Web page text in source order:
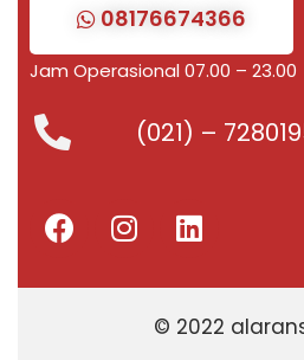
08176674366
Jam Operasional 07.00 – 23.00
(021) –
© 2022